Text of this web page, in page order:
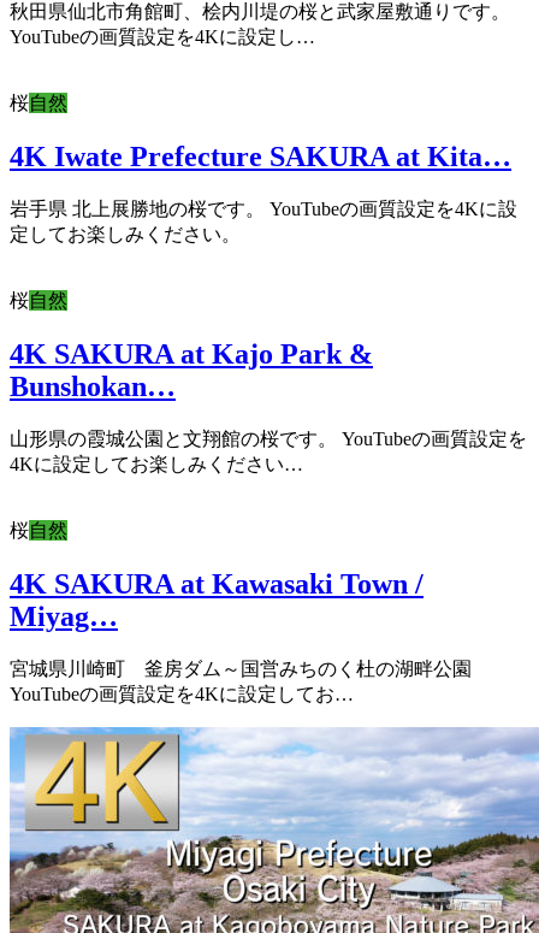
秋田県仙北市角館町、桧内川堤の桜と武家屋敷通りです。
YouTubeの画質設定を4Kに設定し…
桜自然
4K Iwate Prefecture SAKURA at Kita…
岩手県 北上展勝地の桜です。 YouTubeの画質設定を4Kに設
定してお楽しみください。
桜自然
4K SAKURA at Kajo Park &
Bunshokan…
山形県の霞城公園と文翔館の桜です。 YouTubeの画質設定を
4Kに設定してお楽しみください…
桜自然
4K SAKURA at Kawasaki Town /
Miyag…
宮城県川崎町 釜房ダム～国営みちのく杜の湖畔公園
YouTubeの画質設定を4Kに設定してお…